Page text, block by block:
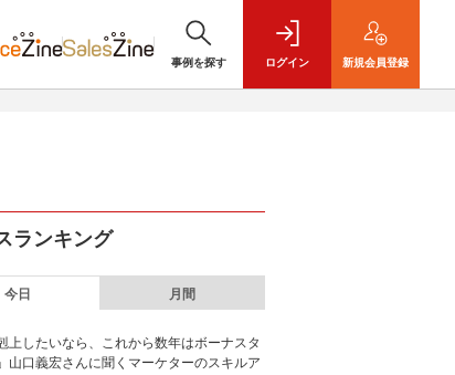
事例を探す ログイン 新規会員登録
ランキング
今日 月間
上したいなら、これから数年はボーナスタ
山口義宏さんに聞くマーケターのスキルア